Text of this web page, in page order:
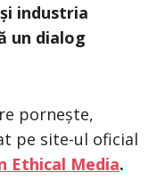
industria
un dialog
pornește,
pe site-ul oficial
Ethical Media.